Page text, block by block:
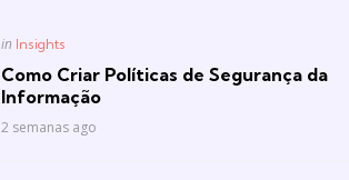
Posted
in Insights
Como Criar Políticas de Segurança da
Informação
2 semanas ago